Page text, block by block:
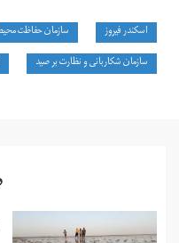
اسکندر فیروز سازمان حفاظت
سازمان شکاربانی و نظارت بر صید